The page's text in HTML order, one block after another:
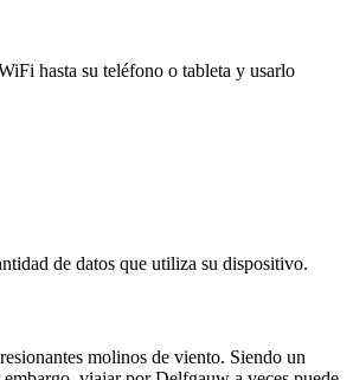
hasta su teléfono o tableta y usarlo
de datos que utiliza su dispositivo.
molinos de viento. Siendo un